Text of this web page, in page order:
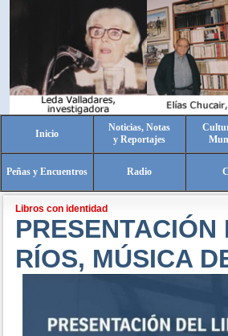
Inicio
Noticias, Notas
y Reportajes
Peñas y Encuentros Radio
Libros con identidad
RÍOS, MÚSICA